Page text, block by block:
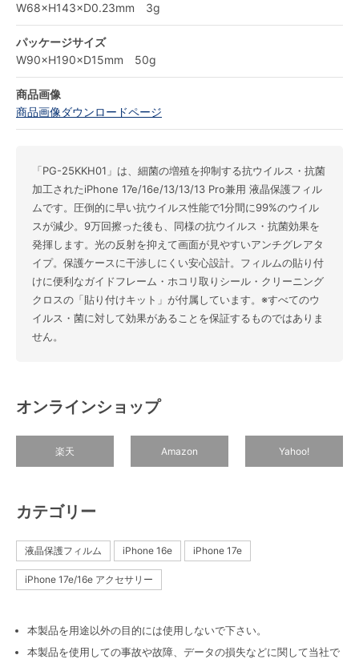
W68×H143×D0.23mm 3g
パッケージサイズ
W90×H190×D15mm 50g
商品画像
商品画像ダウンロードページ
「PG-25KKH01」は、細菌の増殖を抑制する抗ウイルス・抗菌
加工されたiPhone 17e/16e/13/13/13 Pro兼用 液晶保護フィル
ムです。圧倒的に早い抗ウイルス性能で1分間に99%のウイル
スが減少。9万回擦った後も、同様の抗ウイルス・抗菌効果を
発揮します。光の反射を抑えて画面が見やすいアンチグレアタ
イプ。保護ケースに干渉しにくい安心設計。フィルムの貼り付
けに便利なガイドフレーム・ホコリ取りシール・クリーニング
クロスの「貼り付けキット」が付属しています。※すべてのウ
イルス・菌に対して効果があることを保証するものではありま
せん。
オンラインショップ
楽天 Amazon Yahoo!
カテゴリー
液晶保護フィルム iPhone 16e iPhone 17e
iPhone 17e/16e アクセサリー
本製品を用途以外の目的には使用しないで下さい。
本製品を使用しての事故や故障、データの損失などに関して当社で